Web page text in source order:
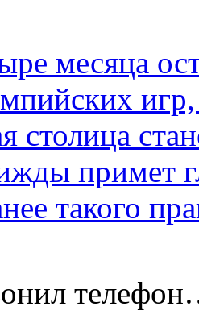
месяца
столица
примет
такого